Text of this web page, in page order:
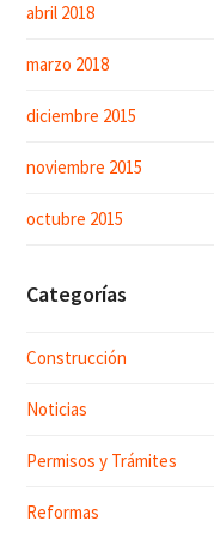
abril 2018
marzo 2018
diciembre 2015
noviembre 2015
octubre 2015
Categorías
Construcción
Noticias
Permisos y Trámites
Reformas